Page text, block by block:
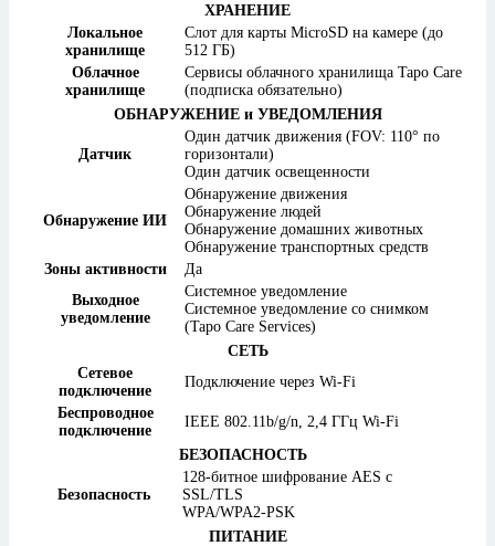
ХРАНЕНИЕ
Локальное
хранилище
Слот для карты MicroSD на камере (до
512 ГБ)
Облачное
хранилище
Сервисы облачного хранилища Tapo Care
(подписка обязательно)
ОБНАРУЖЕНИЕ и УВЕДОМЛЕНИЯ
Датчик
Один датчик движения (FOV: 110° по
горизонтали)
Один датчик освещенности
Обнаружение ИИ
Обнаружение движения
Обнаружение людей
Обнаружение домашних животных
Обнаружение транспортных средств
Зоны активности
Да
Выходное
уведомление
Системное уведомление
Системное уведомление со снимком
(Tapo Care Services)
СЕТЬ
Сетевое
подключение
Подключение через Wi-Fi
Беспроводное
подключение
IEEE 802.11b/g/n, 2,4 ГГц Wi-Fi
БЕЗОПАСНОСТЬ
Безопасность
128-битное шифрование AES с
SSL/TLS
WPA/WPA2-PSK
ПИТАНИЕ